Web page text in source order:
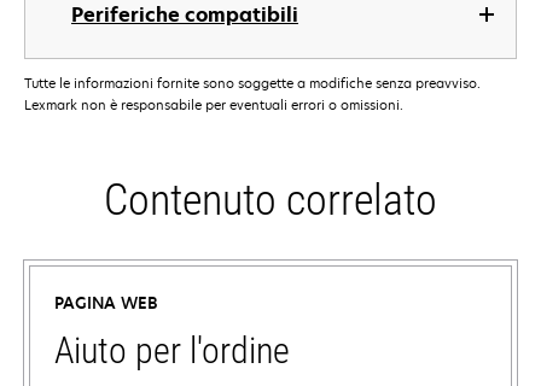
Periferiche compatibili
Tutte le informazioni fornite sono soggette a modifiche senza preavviso.
Lexmark non è responsabile per eventuali errori o omissioni.
Contenuto correlato
PAGINA WEB
Aiuto per l'ordine